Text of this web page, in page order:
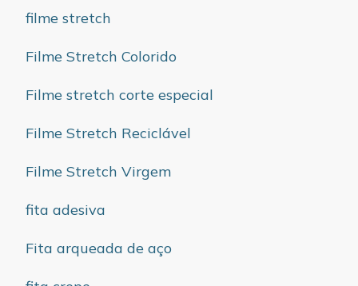
filme stretch
Filme Stretch Colorido
Filme stretch corte especial
Filme Stretch Reciclável
Filme Stretch Virgem
fita adesiva
Fita arqueada de aço